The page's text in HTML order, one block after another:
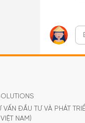
ĐẦU TƯ VÀ PHÁT
NAM)